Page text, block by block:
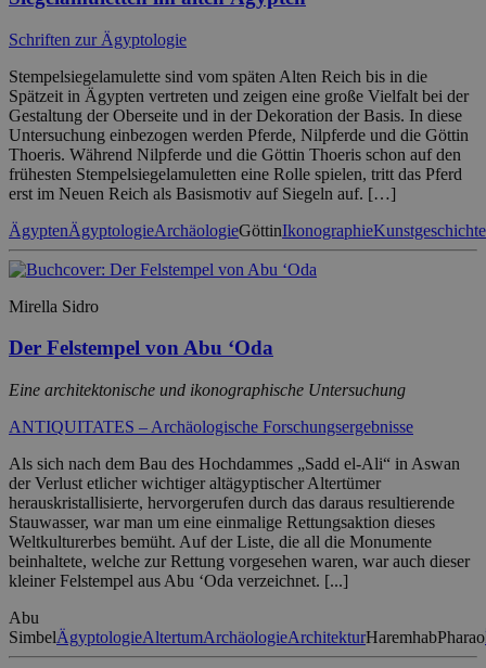
Schriften zur Ägyptologie
Stempelsiegelamulette sind vom späten Alten Reich bis in die
Spätzeit in Ägypten vertreten und zeigen eine große Vielfalt bei der
Gestaltung der Oberseite und in der Dekoration der Basis. In diese
Untersuchung einbezogen werden Pferde, Nilpferde und die Göttin
Thoeris. Während Nilpferde und die Göttin Thoeris schon auf den
frühesten Stempelsiegelamuletten eine Rolle spielen, tritt das Pferd
erst im Neuen Reich als Basismotiv auf Siegeln auf. […]
ÄgyptenÄgyptologieArchäologieGöttinIkonographieKunstgeschichte
Mirella Sidro
Der Felstempel von Abu ‘Oda
Eine architektonische und ikonographische Untersuchung
ANTIQUITATES – Archäologische Forschungsergebnisse
Als sich nach dem Bau des Hochdammes „Sadd el-Ali“ in Aswan
der Verlust etlicher wichtiger altägyptischer Altertümer
herauskristallisierte, hervorgerufen durch das daraus resultierende
Stauwasser, war man um eine einmalige Rettungsaktion dieses
Weltkulturerbes bemüht. Auf der Liste, die all die Monumente
beinhaltete, welche zur Rettung vorgesehen waren, war auch dieser
kleiner Felstempel aus Abu ‘Oda verzeichnet. [...]
Abu
SimbelÄgyptologieAltertumArchäologieArchitekturHaremhabPharao